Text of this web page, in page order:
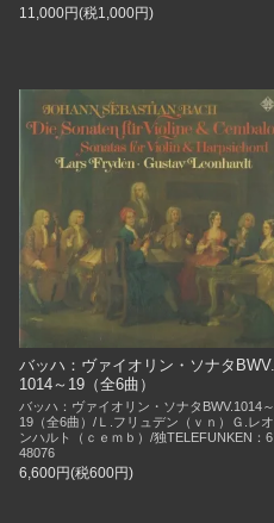
11,000円(税1,000円)
バッハ：ヴァイオリン・ソナタBWV.
1014～19（全6曲）
バッハ：ヴァイオリン・ソナタBWV.1014～
19（全6曲）/Ｌ.フリュデン（ｖｎ）Ｇ.レオ
ンハルト（ｃｅｍｂ）/独TELEFUNKEN：6
48076
6,600円(税600円)